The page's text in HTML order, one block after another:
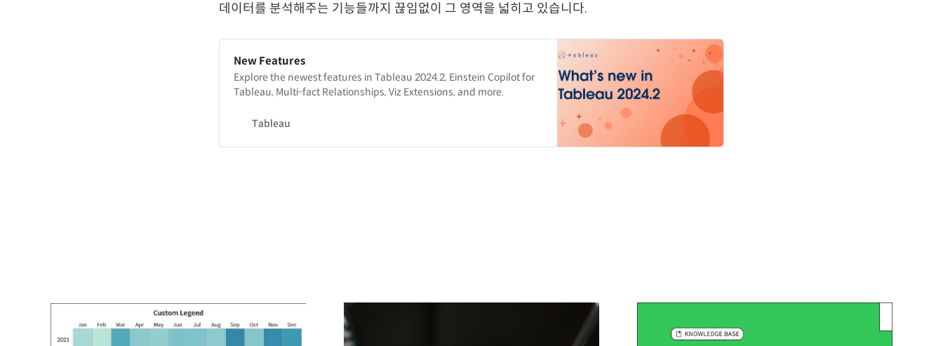
데이터를 분석해주는 기능들까지 끊임없이 그 영역을 넓히고 있습니다.
New Features
Explore the newest features in Tableau 2024.2, Einstein Copilot for
Tableau, Multi-fact Relationships, Viz Extensions, and more.
Tableau